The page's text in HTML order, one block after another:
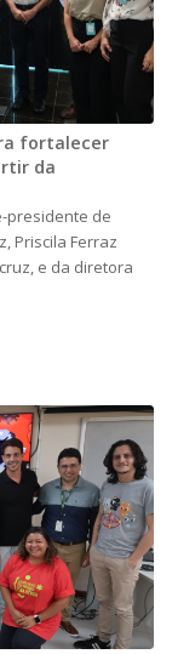
fortalecer
da
presidente de
Priscila Ferraz
e da diretora